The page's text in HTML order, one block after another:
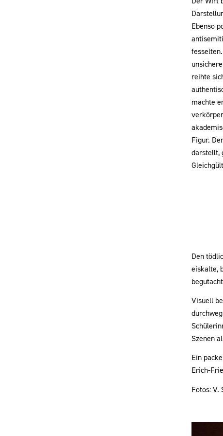
Ebenso
reihte
machte
Figur.
darstellt,
Den
eiskalte,
Visuell
Szenen
Ein
Erich-
Fotos: V.